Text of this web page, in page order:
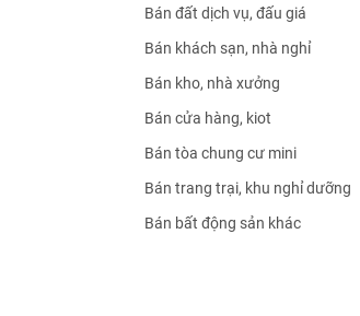
Bán đất dịch vụ, đấu giá
Bán khách sạn, nhà nghỉ
Bán kho, nhà xưởng
Bán cửa hàng, kiot
Bán tòa chung cư mini
Bán trang trại, khu nghỉ dưỡng
Bán bất động sản khác